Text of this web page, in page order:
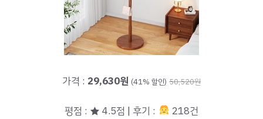
가격 : 29,630원 (41% 할인) 50,520원
평점 : ★ 4.5점 | 후기 : 218건